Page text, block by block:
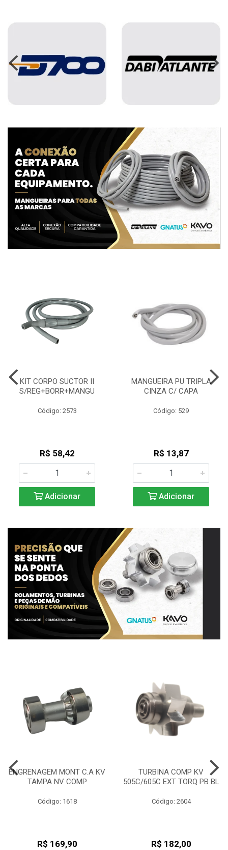
KIT CORPO SUCTOR II
S/REG+BORR+MANGU
Código: 2573
R$ 58,42
Adicionar
MANGUEIRA PU TRIPLA
CINZA C/ CAPA
Código: 529
R$ 13,87
Adicionar
ENGRENAGEM MONT C.A KV
TAMPA NV COMP
Código: 1618
R$ 169,90
TURBINA COMP KV
505C/605C EXT TORQ PB BL
Código: 2604
R$ 182,00